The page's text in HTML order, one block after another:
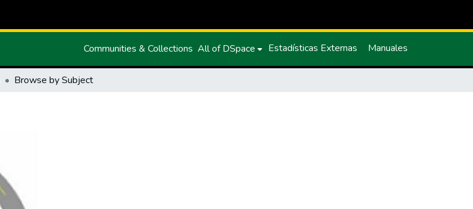
Communities & Collections All of DSpace Estadísticas Externas Manuales
Browse by Subject